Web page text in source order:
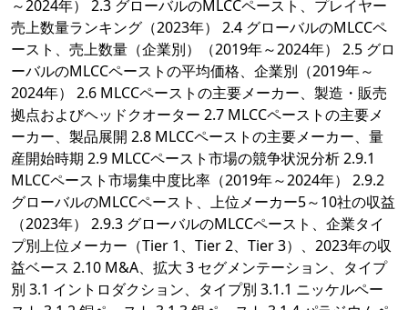
～2024年） 2.3 グローバルのMLCCペースト、プレイヤー
売上数量ランキング（2023年） 2.4 グローバルのMLCCペ
ースト、売上数量（企業別）（2019年～2024年） 2.5 グロ
ーバルのMLCCペーストの平均価格、企業別（2019年～
2024年） 2.6 MLCCペーストの主要メーカー、製造・販売
拠点およびヘッドクオーター 2.7 MLCCペーストの主要メ
ーカー、製品展開 2.8 MLCCペーストの主要メーカー、量
産開始時期 2.9 MLCCペースト市場の競争状況分析 2.9.1
MLCCペースト市場集中度比率（2019年～2024年） 2.9.2
グローバルのMLCCペースト、上位メーカー5～10社の収益
（2023年） 2.9.3 グローバルのMLCCペースト、企業タイ
プ別上位メーカー（Tier 1、Tier 2、Tier 3）、2023年の収
益ベース 2.10 M&A、拡大 3 セグメンテーション、タイプ
別 3.1 イントロダクション、タイプ別 3.1.1 ニッケルペー